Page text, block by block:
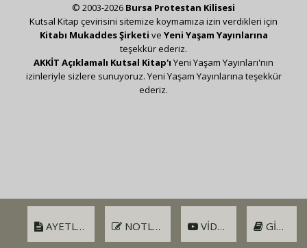
AYETLER NOTLAR VIDEO GIRIŞ
© 2003-2026 Bursa Protestan Kilisesi
Kutsal Kitap çevirisini sitemize koymamıza izin verdikleri için
Kitabı Mukaddes Şirketi ve Yeni Yaşam Yayınlarına
teşekkür ederiz.
AKKİT Açıklamalı Kutsal Kitap'ı Yeni Yaşam Yayınları'nın
izinleriyle sizlere sunuyoruz. Yeni Yaşam Yayınlarına teşekkür
ederiz.